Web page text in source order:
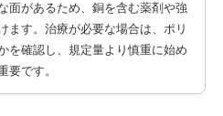
面があるため、銅を含む薬剤や強
ます。治療が必要な場合は、ポリ
を確認し、規定量より慎重に始め
要です。